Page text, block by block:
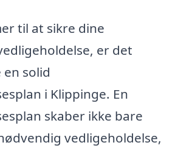
til at sikre dine
er det
solid
i Klippinge. En
skaber ikke bare
vedligeholdelse,